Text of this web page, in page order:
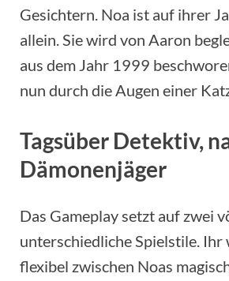
Gesichtern. Noa ist auf ihrer
allein. Sie wird von Aaron
aus dem Jahr 1999
nun durch die Augen einer
Tagsüber Detektiv,
Dämonenjäger
Das Gameplay setzt auf zwei
unterschiedliche Spielstile. Ihr
flexibel zwischen Noas